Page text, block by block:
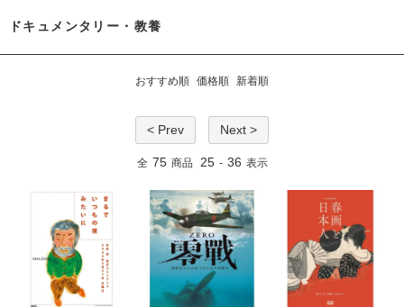
ドキュメンタリー・教養
おすすめ順 価格順 新着順
< Prev Next >
全 75 商品 25 - 36 表示